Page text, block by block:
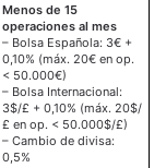
Menos de 15
operaciones al mes
– Bolsa Española: 3€ +
0,10% (máx. 20€ en op.
< 50.000€)
– Bolsa Internacional:
3$/£ + 0,10% (máx. 20$/
£ en op. < 50.000$/£)
– Cambio de divisa:
0,5%